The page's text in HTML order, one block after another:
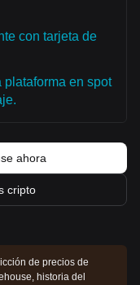
con tarjeta de
en spot
ahora
cripto
de precios de
historia del